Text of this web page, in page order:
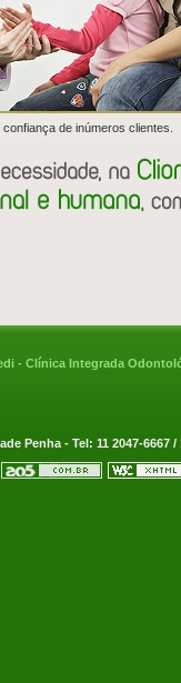
de inúmeros clientes.
- Clínica Integrada
Penha- Tel: 11 2047-6667 /